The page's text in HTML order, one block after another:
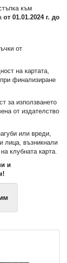
към
от 01.01.2024 г. до
от
на картата,
финализиране
за използването
от издателство
или вреди,
лица, възникнали
клубната карта.
и